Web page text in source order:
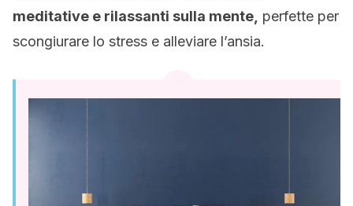
meditative e rilassanti sulla mente, perfette per
scongiurare lo stress e alleviare l’ansia.